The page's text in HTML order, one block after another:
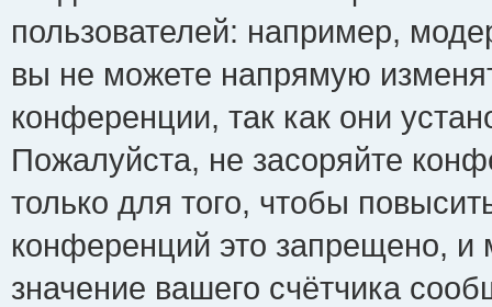
пользователей: например,
вы не можете напрямую
конференции, так как они
Пожалуйста, не засоряйте
только для того, чтобы
конференций это запрещено, и
значение вашего счётчика